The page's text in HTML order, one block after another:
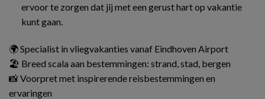
ervoor te zorgen dat jij met een gerust hart op vakantie
kunt gaan.
🌍 Specialist in vliegvakanties vanaf Eindhoven Airport
🏖️ Breed scala aan bestemmingen: strand, stad, bergen
📸 Voorpret met inspirerende reisbestemmingen en
ervaringen